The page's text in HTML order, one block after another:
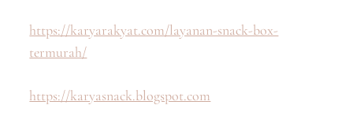
https://karyarakyat.com/layanan-snack-box-
termurah/
https://karyasnack.blogspot.com